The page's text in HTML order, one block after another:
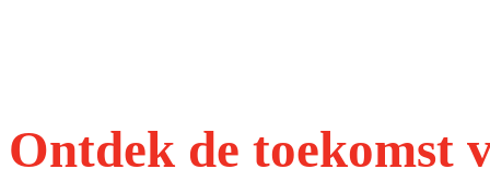
Ontdek de toekomst